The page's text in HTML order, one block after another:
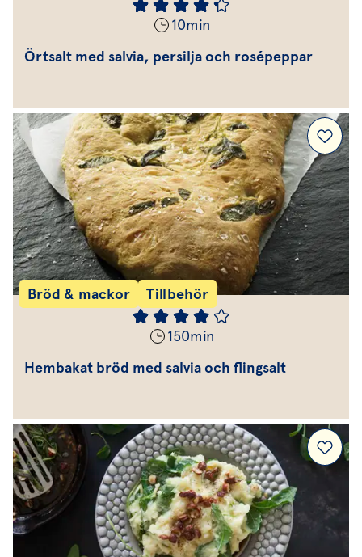
10min
Örtsalt med salvia, persilja och rosépeppar
Bröd & mackor Tillbehör
150min
Hembakat bröd med salvia och flingsalt